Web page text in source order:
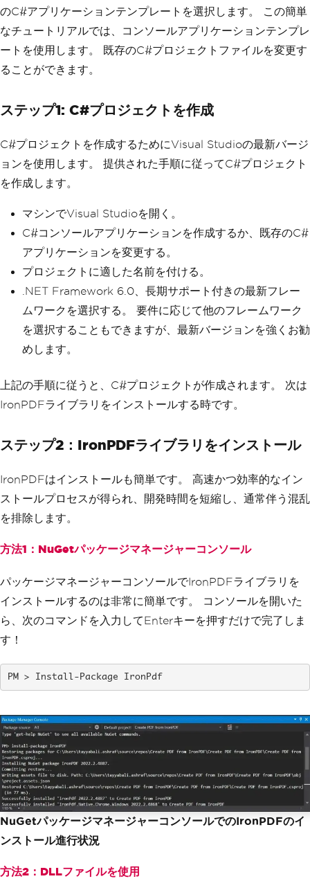
のC#アプリケーションテンプレートを選択します。 この簡単
なチュートリアルでは、コンソールアプリケーションテンプレ
ートを使用します。 既存のC#プロジェクトファイルを変更す
ることができます。
ステップ1: C#プロジェクトを作成
C#プロジェクトを作成するためにVisual Studioの最新バージ
ョンを使用します。 提供された手順に従ってC#プロジェクト
を作成します。
マシンでVisual Studioを開く。
C#コンソールアプリケーションを作成するか、既存のC#
アプリケーションを変更する。
プロジェクトに適した名前を付ける。
.NET Framework 6.0、長期サポート付きの最新フレー
ムワークを選択する。 要件に応じて他のフレームワーク
を選択することもできますが、最新バージョンを強くお勧
めします。
上記の手順に従うと、C#プロジェクトが作成されます。 次は
IronPDFライブラリをインストールする時です。
ステップ2：IronPDFライブラリをインストール
IronPDFはインストールも簡単です。 高速かつ効率的なイン
ストールプロセスが得られ、開発時間を短縮し、通常伴う混乱
を排除します。
方法1：NuGetパッケージマネージャーコンソール
パッケージマネージャーコンソールでIronPDFライブラリを
インストールするのは非常に簡単です。 コンソールを開いた
ら、次のコマンドを入力してEnterキーを押すだけで完了しま
す！
Install-Package IronPdf
NuGetパッケージマネージャーコンソールでのIronPDFのイ
ンストール進行状況
方法2：DLLファイルを使用